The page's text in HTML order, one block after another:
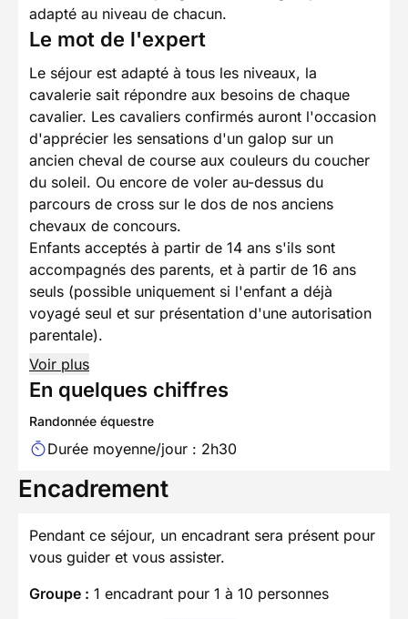
adapté au niveau de chacun.
Le mot de l'expert
Le séjour est adapté à tous les niveaux, la
cavalerie sait répondre aux besoins de chaque
cavalier. Les cavaliers confirmés auront l'occasion
d'apprécier les sensations d'un galop sur un
ancien cheval de course aux couleurs du coucher
du soleil. Ou encore de voler au-dessus du
parcours de cross sur le dos de nos anciens
chevaux de concours.
Enfants acceptés à partir de 14 ans s'ils sont
accompagnés des parents, et à partir de 16 ans
seuls (possible uniquement si l'enfant a déjà
voyagé seul et sur présentation d'une autorisation
parentale).
Voir plus
En quelques chiffres
Randonnée équestre
Durée moyenne/jour : 2h30
Encadrement
Pendant ce séjour, un encadrant sera présent pour
vous guider et vous assister.
Groupe : 1 encadrant pour 1 à 10 personnes